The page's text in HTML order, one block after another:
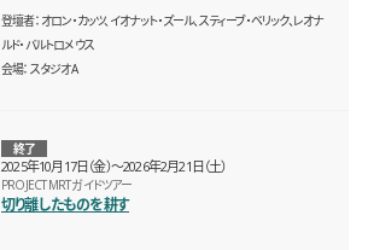
登壇者 オロン・カッツ、イオナット・ズール、スティーブ・ベリック、レオナ
ルド・バルトロメウス
会場 スタジオA
2025年10月17日（金）〜2026年2月21日（土）
終了
PROJECT MRT ガイドツアー
切り離したものを耕す